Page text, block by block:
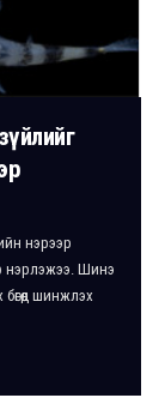
нэрээр
нэрлэжээ. Шинэ
бөгөөд шинжлэх